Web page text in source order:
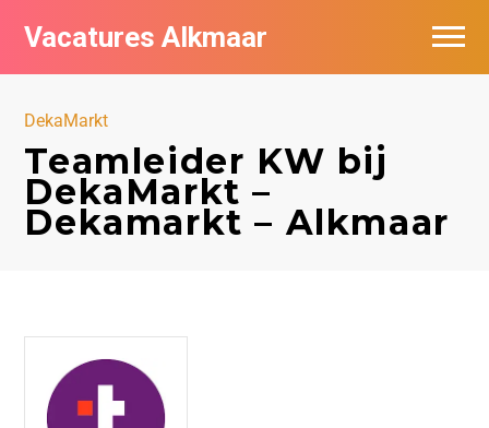
Vacatures Alkmaar
DekaMarkt
Teamleider KW bij
DekaMarkt –
Dekamarkt – Alkmaar
Vacatures per bedrijf